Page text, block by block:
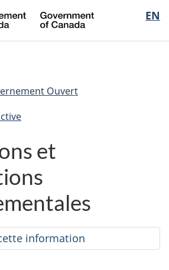
Passer
au
contenu
Passer
à
« Au
Passer
à
la
EN
of
Ouvert
et
information